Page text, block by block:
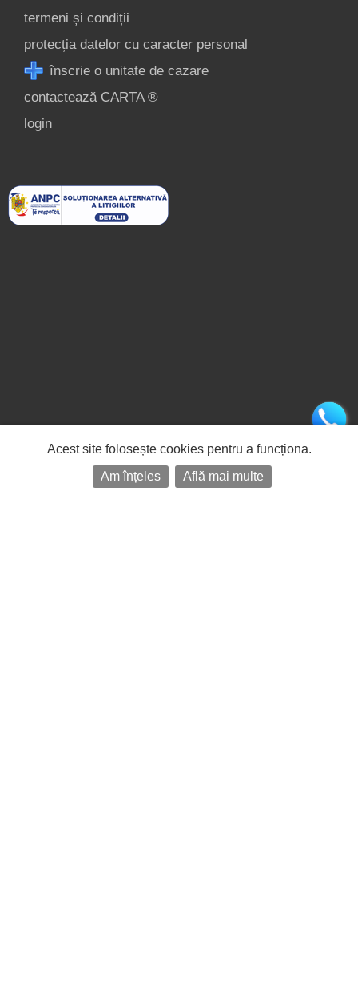
termeni și condiții
protecția datelor cu caracter personal
înscrie o unitate de cazare
contactează CARTA ®
login
Acest site folosește cookies pentru a funcționa.
Am înțeles
Află mai multe